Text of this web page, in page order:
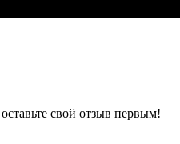
свой отзыв первым!